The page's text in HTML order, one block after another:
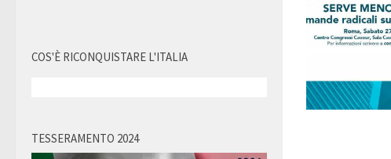
COS'È RICONQUISTARE L'ITALIA
TESSERAMENTO 2024